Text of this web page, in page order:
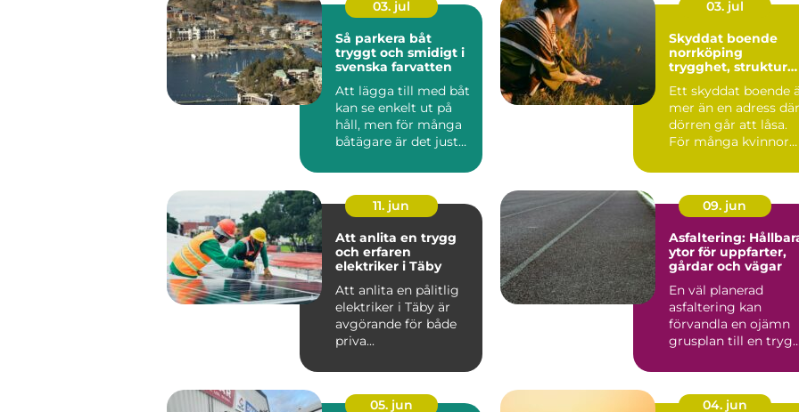
03. jul
Så parkera båt
tryggt och smidigt i
svenska farvatten
Att lägga till med båt
kan se enkelt ut på
håll, men för många
båtägare är det just
03. jul
Skyddat boende
norrköping
trygghet, struktur
Ett skyddat boende
mer än en adress där
dörren går att låsa.
För många kvinnor
11. jun
Att anlita en trygg
och erfaren
elektriker i Täby
Att anlita en pålitlig
elektriker i Täby är
avgörande för både
priva...
09. jun
Asfaltering:
ytor för uppfarter,
gårdar och vägar
En väl planerad
asfaltering kan
förvandla en ojämn
grusplan till en trygg,
05. jun
04. jun